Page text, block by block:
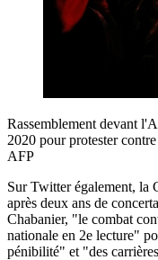
Rassemblement devant
2020 pour protester
AFP
Sur Twitter également, la
après deux ans de
Chabanier, "le combat
nationale en 2e lecture"
pénibilité" et "des